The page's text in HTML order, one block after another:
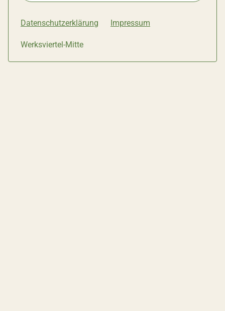
Datenschutzerklärung Impressum
Werksviertel-Mitte